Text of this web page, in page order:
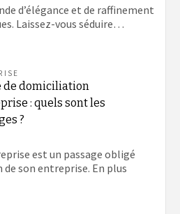
d’élégance et de raffinement
Laissez-vous séduire…
de domiciliation
: quels sont les
?
est un passage obligé
son entreprise. En plus